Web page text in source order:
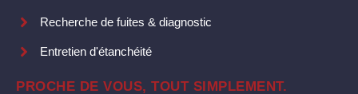
Recherche de fuites & diagnostic
Entretien d'étanchéité
PROCHE DE VOUS, TOUT SIMPLEMENT.